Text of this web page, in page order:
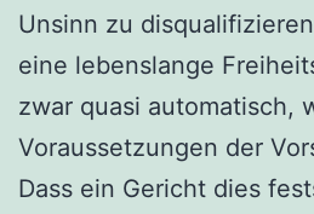
Unsinn zu
eine lebenslange
zwar quasi automatisch,
Voraussetzungen der
Dass ein Gericht dies